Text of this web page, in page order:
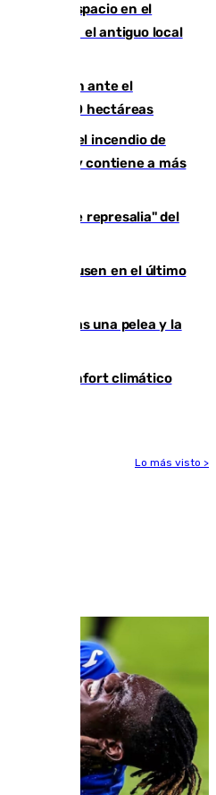
ganan espacio en el
abre en el antiguo local
precaución ante el
las 4.000 hectáreas
por el incendio de
evacuadas y contiene a más
"medidas de represalia" del
el Leverkusen en el último
Alhaurín tras una pelea y la
zonas de confort climático
Lo más visto >